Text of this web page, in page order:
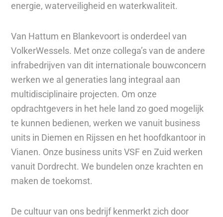
energie, waterveiligheid en waterkwaliteit.
Van Hattum en Blankevoort is onderdeel van
VolkerWessels. Met onze collega’s van de andere
infrabedrijven van dit internationale bouwconcern
werken we al generaties lang integraal aan
multidisciplinaire projecten. Om onze
opdrachtgevers in het hele land zo goed mogelijk
te kunnen bedienen, werken we vanuit business
units in Diemen en Rijssen en het hoofdkantoor in
Vianen. Onze business units VSF en Zuid werken
vanuit Dordrecht. We bundelen onze krachten en
maken de toekomst.
De cultuur van ons bedrijf kenmerkt zich door